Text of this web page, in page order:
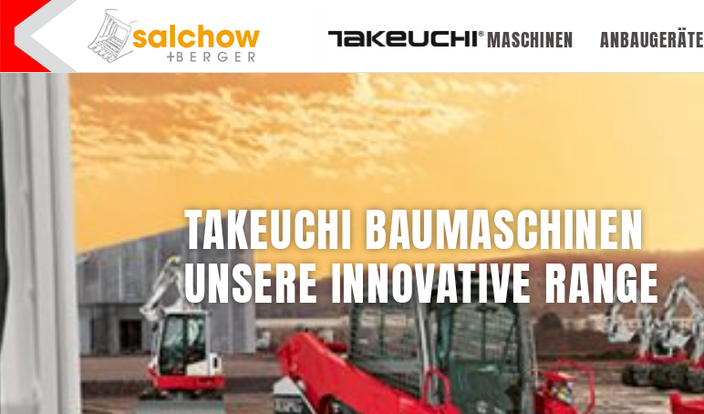
BAUMASCHINEN ANBAUGERÄTE
TAKEUCHI BAUMASCHINEN
UNSERE INNOVATIVE RANGE